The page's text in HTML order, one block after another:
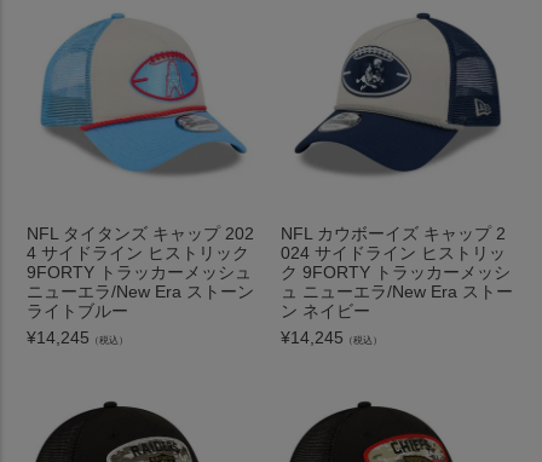
NFL タイタンズ キャップ 202
4 サイドライン ヒストリック
9FORTY トラッカーメッシュ
ニューエラ/New Era ストーン
ライトブルー
¥14,245 （税込）
NFL カウボーイズ キャップ 2
024 サイドライン ヒストリッ
ク 9FORTY トラッカーメッシ
ュ ニューエラ/New Era ストー
ン ネイビー
¥14,245 （税込）